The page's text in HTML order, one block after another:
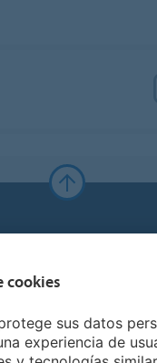
cookies
sus datos
experiencia de